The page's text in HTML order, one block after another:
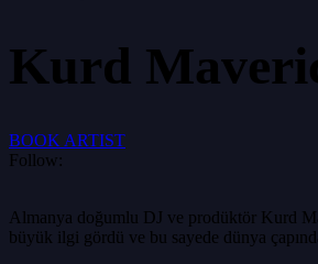
Kurd
BOOK ARTIST
Follow:
Almanya doğumlu DJ ve prodüktör Kurd
büyük ilgi gördü ve bu sayede dünya